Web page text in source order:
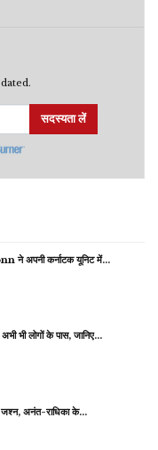
सदस्यता लें
ने अपनी कर्नाटक यूनिट में…
भी लोगों के पास, जानिए…
जश्न, अनंत-राधिका के…